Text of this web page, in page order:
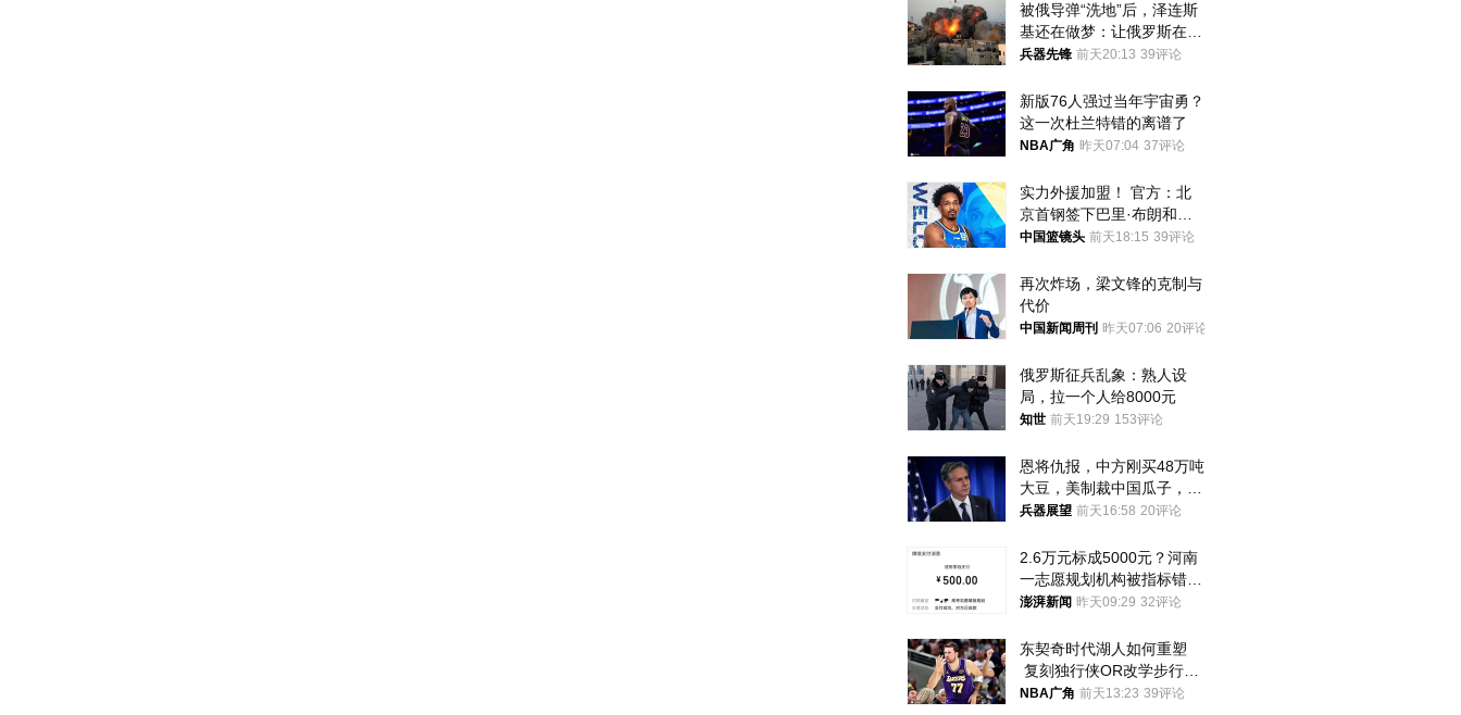
被俄导弹“洗地”后，泽连斯
基还在做梦：让俄罗斯在冬
季前求和？
兵器先锋 前天20:13 39评论
新版76人强过当年宇宙勇？
这一次杜兰特错的离谱了
NBA广角 昨天07:04 37评论
实力外援加盟！ 官方：北
京首钢签下巴里·布朗和桑
普森
中国篮镜头 前天18:15 39评论
再次炸场，梁文锋的克制与
代价
中国新闻周刊 昨天07:06 20评论
俄罗斯征兵乱象：熟人设
局，拉一个人给8000元
知世 前天19:29 153评论
恩将仇报，中方刚买48万吨
大豆，美制裁中国瓜子，布
林肯措辞变了
兵器展望 前天16:58 20评论
2.6万元标成5000元？河南
一志愿规划机构被指标错学
费致考生复读
澎湃新闻 昨天09:29 32评论
东契奇时代湖人如何重塑
复刻独行侠OR改学步行
者？
NBA广角 前天13:23 39评论